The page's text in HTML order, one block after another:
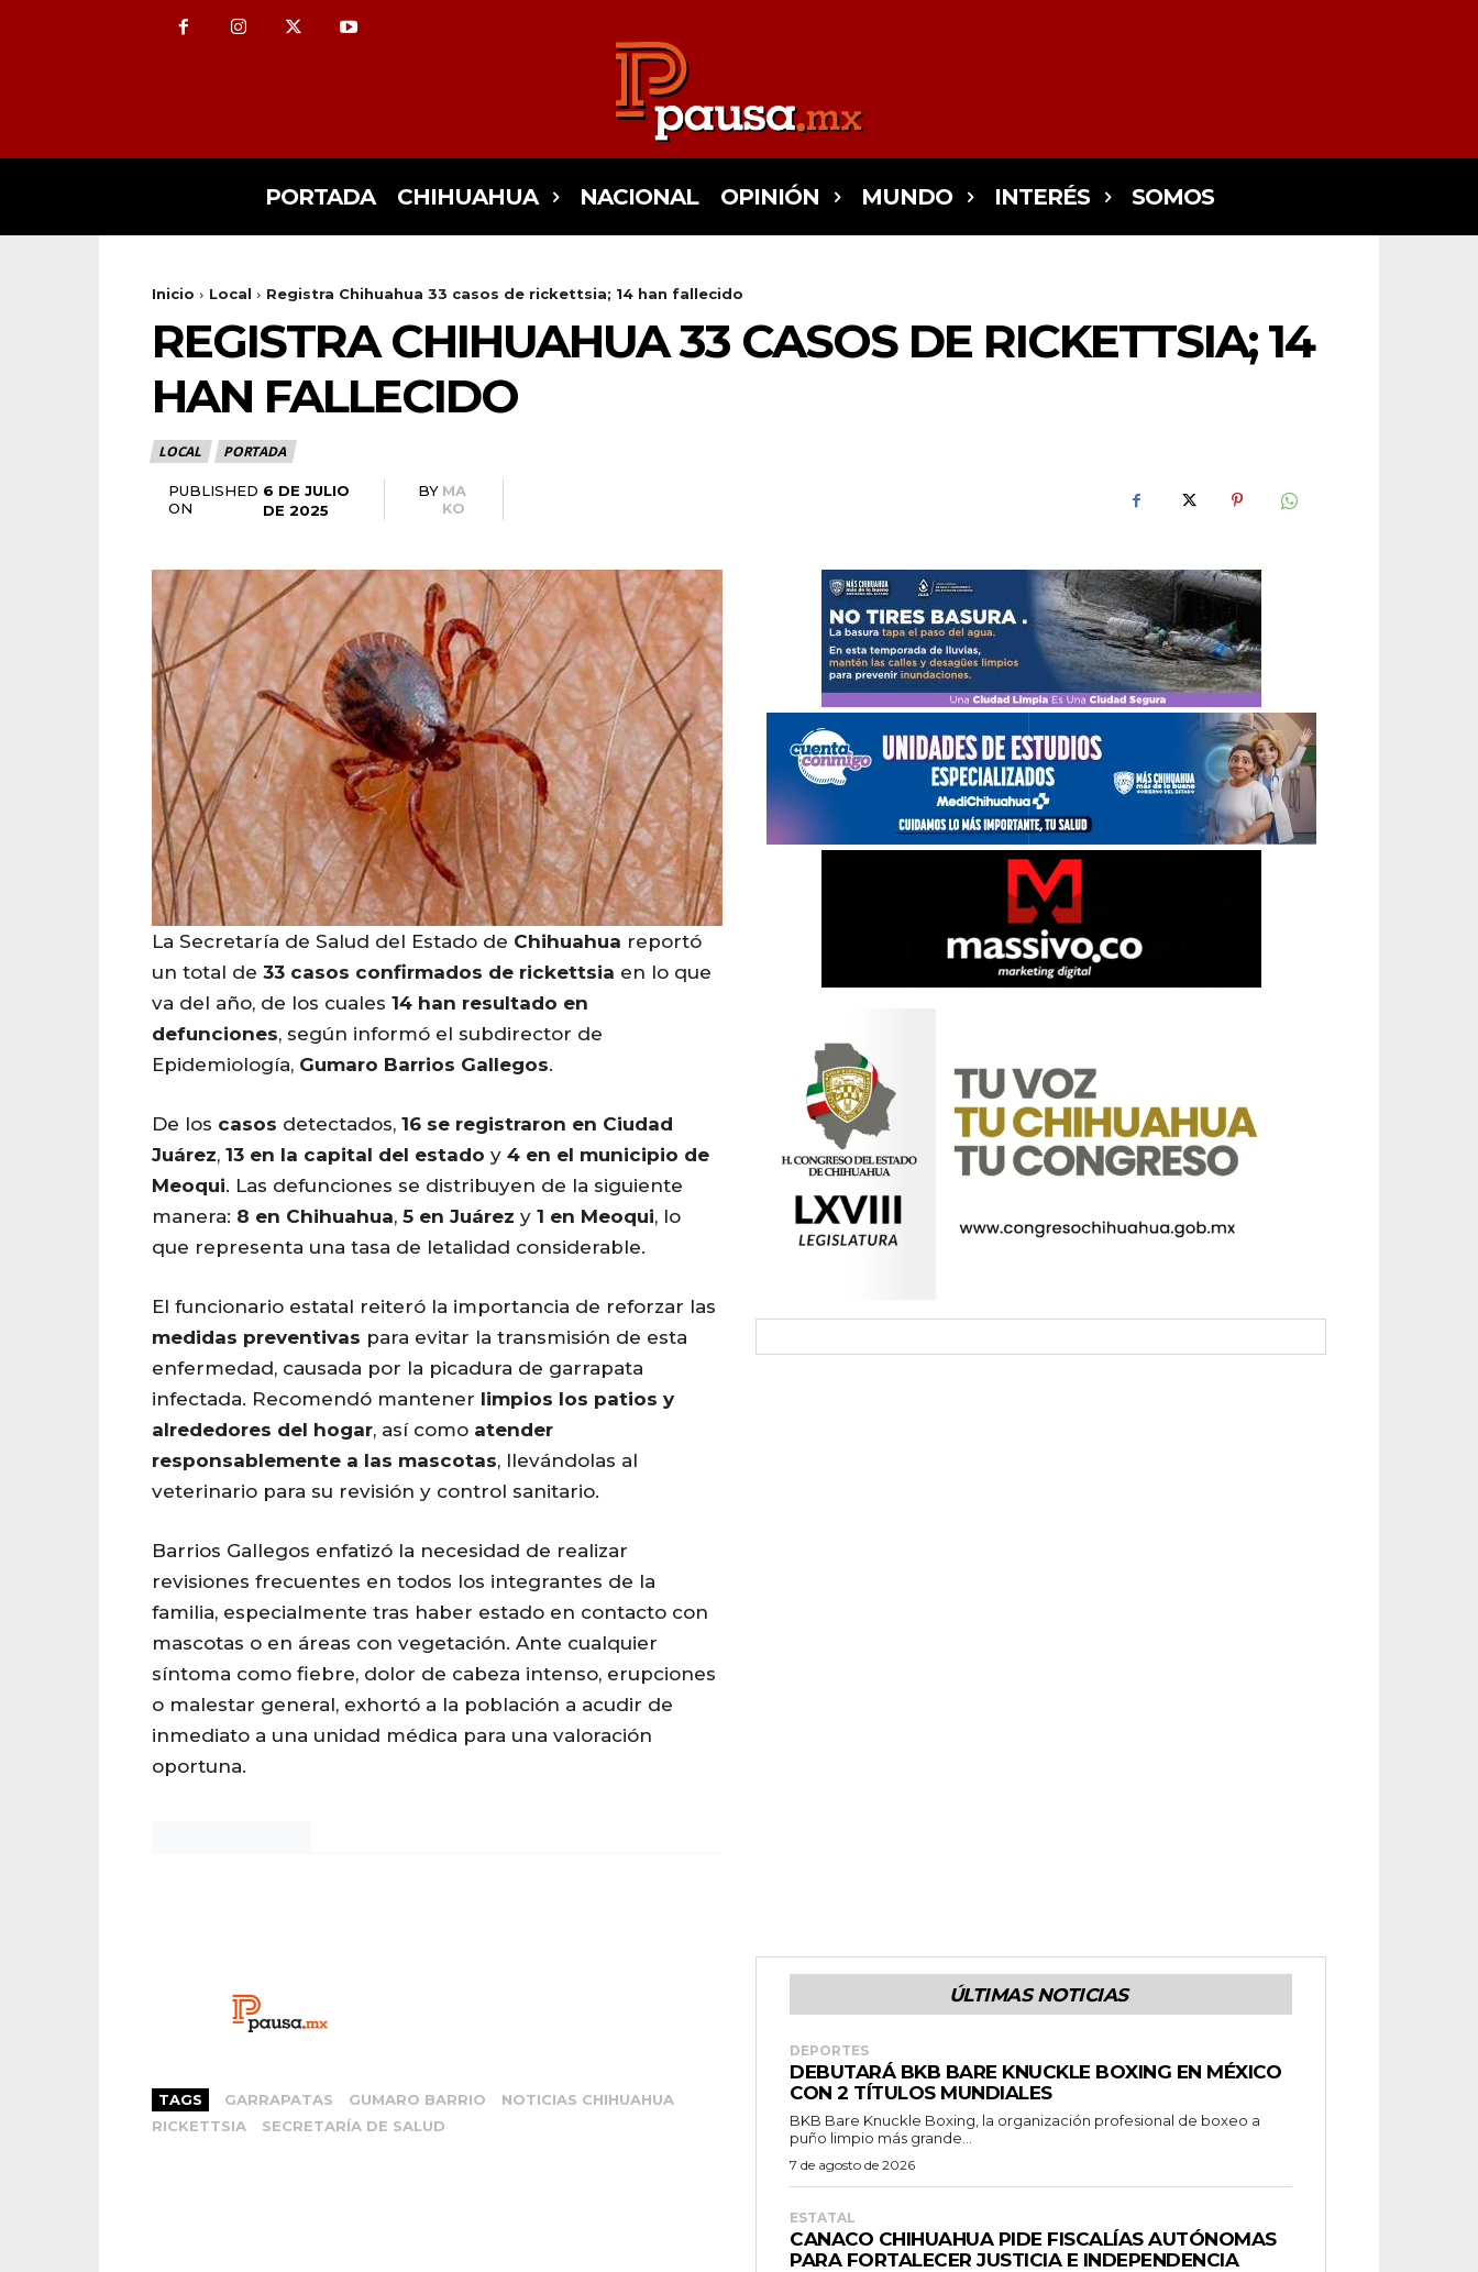
PORTADA CHIHUAHUA NACIONAL OPINIÓN MUNDO INTERÉS SOMOS
Inicio Local Registra Chihuahua 33 casos de rickettsia; 14 han fallecido
REGISTRA CHIHUAHUA 33 CASOS DE RICKETTSIA; 14
HAN FALLECIDO
LOCAL PORTADA
PUBLISHED
ON
6 DE JULIO
DE 2025
BY MA
KO
La Secretaría de Salud del Estado de Chihuahua reportó
un total de 33 casos confirmados de rickettsia en lo que
va del año, de los cuales 14 han resultado en
defunciones, según informó el subdirector de
Epidemiología, Gumaro Barrios Gallegos.
De los casos detectados, 16 se registraron en Ciudad
Juárez, 13 en la capital del estado y 4 en el municipio de
Meoqui. Las defunciones se distribuyen de la siguiente
manera: 8 en Chihuahua, 5 en Juárez y 1 en Meoqui, lo
que representa una tasa de letalidad considerable.
El funcionario estatal reiteró la importancia de reforzar las
medidas preventivas para evitar la transmisión de esta
enfermedad, causada por la picadura de garrapata
infectada. Recomendó mantener limpios los patios y
alrededores del hogar, así como atender
responsablemente a las mascotas, llevándolas al
veterinario para su revisión y control sanitario.
Barrios Gallegos enfatizó la necesidad de realizar
revisiones frecuentes en todos los integrantes de la
familia, especialmente tras haber estado en contacto con
mascotas o en áreas con vegetación. Ante cualquier
síntoma como fiebre, dolor de cabeza intenso, erupciones
o malestar general, exhortó a la población a acudir de
inmediato a una unidad médica para una valoración
oportuna.
TAGS GARRAPATAS GUMARO BARRIO
NOTICIAS CHIHUAHUA
RICKETTSIA
SECRETARÍA DE SALUD
ÚLTIMAS NOTICIAS
DEPORTES
DEBUTARÁ BKB BARE KNUCKLE BOXING EN MÉXICO
CON 2 TÍTULOS MUNDIALES
BKB Bare Knuckle Boxing, la organización profesional de boxeo a
puño limpio más grande...
7 de agosto de 2026
ESTATAL
CANACO CHIHUAHUA PIDE FISCALÍAS AUTÓNOMAS
PARA FORTALECER JUSTICIA E INDEPENDENCIA